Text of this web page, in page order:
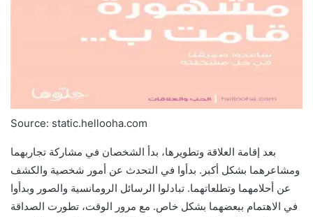
Source: static.hellooha.com
بعد إقامة العلاقة وتطويرها، بدأ الشخصان في مشاركة تجاربهما
ومشاعرهما بشكل أكبر. بدأوا في التحدث عن أمور شخصية والكشف
عن أحلامهما وتطلعاتهما. تبادلوا الرسائل الرومانسية والصور وبدأوا
في الاهتمام ببعضهما بشكل خاص. مع مرور الوقت، تطورت الصداقة